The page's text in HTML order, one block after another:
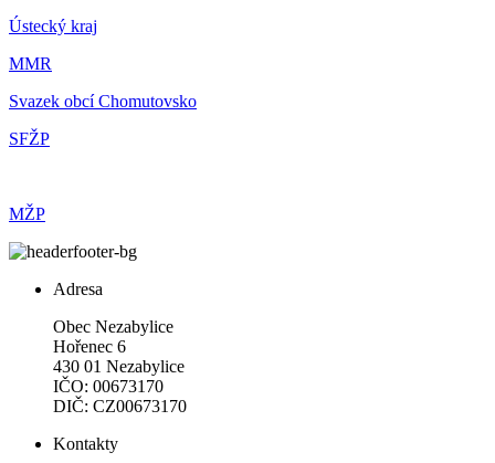
Ústecký kraj
MMR
Svazek obcí Chomutovsko
SFŽP
MŽP
Adresa
Obec Nezabylice
Hořenec 6
430 01 Nezabylice
IČO: 00673170
DIČ: CZ00673170
Kontakty